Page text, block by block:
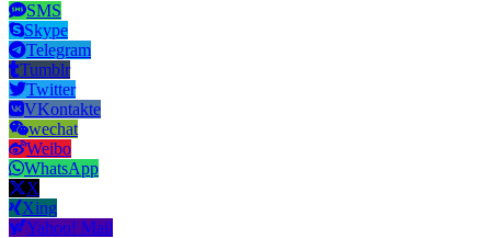
SMS
Skype
Telegram
Tumblr
Twitter
VKontakte
wechat
Weibo
WhatsApp
X
Xing
Yahoo! Mail